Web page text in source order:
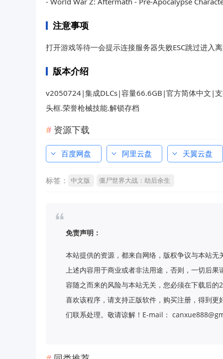
注意事项
打开游戏等待一会提示连接服务器失败ESC跳过进入
版本介绍
v2050724|集成DLCs|容量66.6GB|官方简体中文|
头框.荣誉枪械技能.解锁存档
资源下载
百度网盘 阿里云盘 天翼云盘
标签： 中文版 僵尸世界大战：劫后余生
免责声明：
本站提供的资源，都来自网络，版权争议与本站
上述内容用于商业或者非法用途，否则，一切后
容随之而来的风险与本站无关，您必须在下载后
喜欢该程序，请支持正版软件，购买注册，得到
们联系处理。敬请谅解！E-mail：